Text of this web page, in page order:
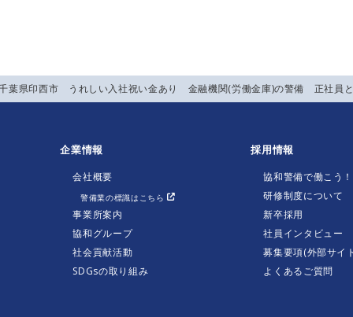
葉県印西市 うれしい入社祝い金あり 金融機関(労働金庫)の警備 正社員
企業情報
会社概要
警備業の標識はこちら
事業所案内
協和グループ
社会貢献活動
SDGsの取り組み
採用情報
協和警備で働こう！
研修制度について
新卒採用
社員インタビュー
募集要項(外部サイ
よくあるご質問